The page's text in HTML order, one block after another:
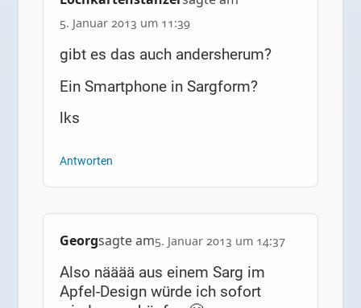
5. Januar 2013 um 11:39
gibt es das auch andersherum?
Ein Smartphone in Sargform?
lks
Antworten
Georgsagte am5. Januar 2013 um 14:37
Also nääää aus einem Sarg im
Apfel-Design würde ich sofort